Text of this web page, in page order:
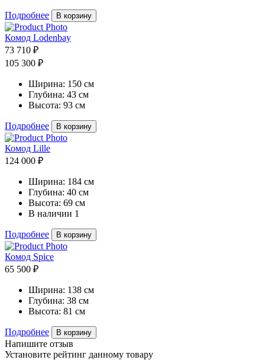
Подробнее В корзину
Комод Lodenbay
73 710 ₽
105 300 ₽
Ширина: 150 см
Глубина: 43 см
Высота: 93 см
Подробнее В корзину
Комод Lille
124 000 ₽
Ширина: 184 см
Глубина: 40 см
Высота: 69 см
В наличии 1
Подробнее В корзину
Комод Spice
65 500 ₽
Ширина: 138 см
Глубина: 38 см
Высота: 81 см
Подробнее В корзину
Напишите отзыв
Установите рейтинг данному товару